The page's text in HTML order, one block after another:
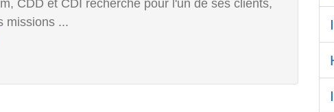
CDD et CDI recherche pour l'un de ses clients,
missions ...